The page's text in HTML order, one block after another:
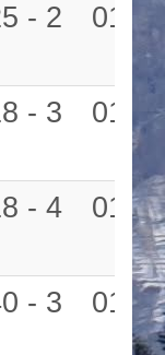
- 2
- 3
- 4
- 3